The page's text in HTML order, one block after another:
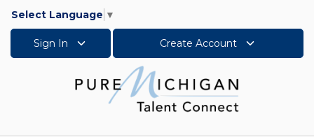
Select Language ▼
Sign In Create Account